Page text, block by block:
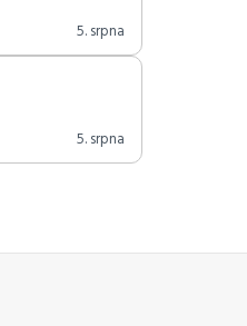
5. srpna
5. srpna